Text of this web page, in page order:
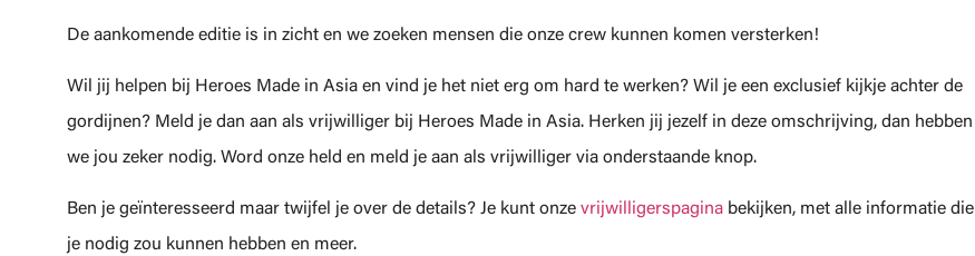
De aankomende editie is in zicht en we zoeken mensen die onze crew kunnen komen versterken!
Wil jij helpen bij Heroes Made in Asia en vind je het niet erg om hard te werken? Wil je een exclusief kijkje achter de
gordijnen? Meld je dan aan als vrijwilliger bij Heroes Made in Asia. Herken jij jezelf in deze omschrijving, dan hebben
we jou zeker nodig. Word onze held en meld je aan als vrijwilliger via onderstaande knop.
Ben je geïnteresseerd maar twijfel je over de details? Je kunt onze vrijwilligerspagina bekijken, met alle informatie die
je nodig zou kunnen hebben en meer.